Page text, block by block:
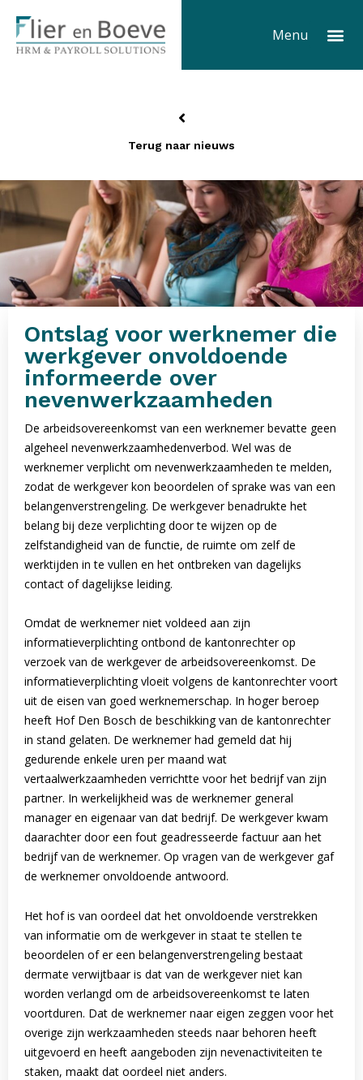
naar
Menu
Terug naar nieuws
Ontslag voor werknemer die
werkgever onvoldoende
informeerde over
nevenwerkzaamheden
De arbeidsovereenkomst van een werknemer bevatte geen
algeheel nevenwerkzaamhedenverbod. Wel was de
werknemer verplicht om nevenwerkzaamheden te melden,
zodat de werkgever kon beoordelen of sprake was van een
belangenverstrengeling. De werkgever benadrukte het
belang bij deze verplichting door te wijzen op de
zelfstandigheid van de functie, de ruimte om zelf de
werktijden in te vullen en het ontbreken van dagelijks
contact of dagelijkse leiding.
Omdat de werknemer niet voldeed aan zijn
informatieverplichting ontbond de kantonrechter op
verzoek van de werkgever de arbeidsovereenkomst. De
informatieverplichting vloeit volgens de kantonrechter voort
uit de eisen van goed werknemerschap. In hoger beroep
heeft Hof Den Bosch de beschikking van de kantonrechter
in stand gelaten. De werknemer had gemeld dat hij
gedurende enkele uren per maand wat
vertaalwerkzaamheden verrichtte voor het bedrijf van zijn
partner. In werkelijkheid was de werknemer general
manager en eigenaar van dat bedrijf. De werkgever kwam
daarachter door een fout geadresseerde factuur aan het
bedrijf van de werknemer. Op vragen van de werkgever gaf
de werknemer onvoldoende antwoord.
Het hof is van oordeel dat het onvoldoende verstrekken
van informatie om de werkgever in staat te stellen te
beoordelen of er een belangenverstrengeling bestaat
dermate verwijtbaar is dat van de werkgever niet kan
worden verlangd om de arbeidsovereenkomst te laten
voortduren. Dat de werknemer naar eigen zeggen voor het
overige zijn werkzaamheden steeds naar behoren heeft
uitgevoerd en heeft aangeboden zijn nevenactiviteiten te
staken, maakt dat oordeel niet anders.